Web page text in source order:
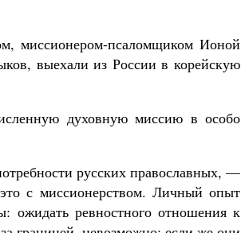
миссионером-псаломщиком Ионой
выехали из России в корейскую
духовную миссию в особо
русских православных, —
с миссионерством. Личный опыт
ожидать ревностного отношения к